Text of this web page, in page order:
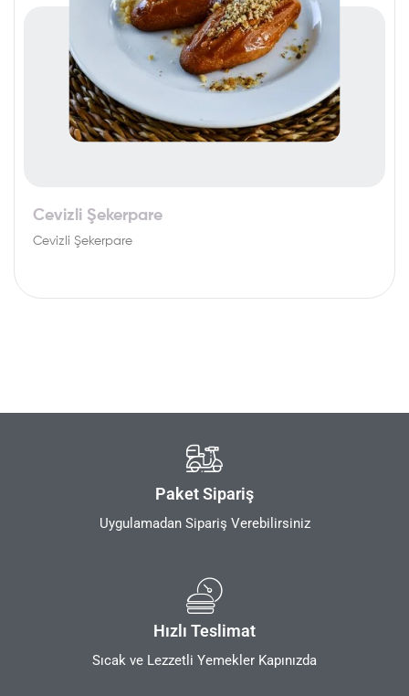
Cevizli Şekerpare
Cevizli Şekerpare
Paket Sipariş
Uygulamadan Sipariş Verebilirsiniz
Hızlı Teslimat
Sıcak ve Lezzetli Yemekler Kapınızda